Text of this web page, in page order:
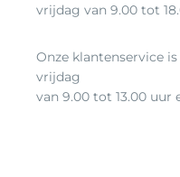
vrijdag van 9.00 tot
Onze klantenservice
vrijdag
van 9.00 tot 13.00 uur